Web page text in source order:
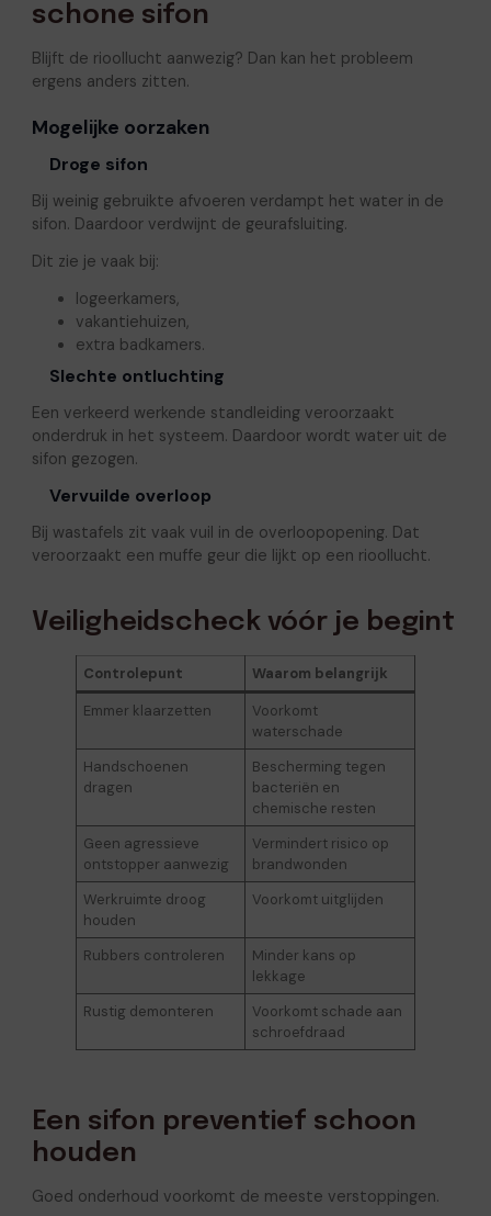
schone sifon
Blijft de rioollucht aanwezig? Dan kan het probleem
ergens anders zitten.
Mogelijke oorzaken
Droge sifon
Bij weinig gebruikte afvoeren verdampt het water in de
sifon. Daardoor verdwijnt de geurafsluiting.
Dit zie je vaak bij:
logeerkamers,
vakantiehuizen,
extra badkamers.
Slechte ontluchting
Een verkeerd werkende standleiding veroorzaakt
onderdruk in het systeem. Daardoor wordt water uit de
sifon gezogen.
Vervuilde overloop
Bij wastafels zit vaak vuil in de overloopopening. Dat
veroorzaakt een muffe geur die lijkt op een rioollucht.
Veiligheidscheck vóór je begint
Controlepunt
Waarom belangrijk
Emmer klaarzetten
Voorkomt
waterschade
Handschoenen
dragen
Bescherming tegen
bacteriën en
chemische resten
Geen agressieve
ontstopper aanwezig
Vermindert risico op
brandwonden
Werkruimte droog
houden
Voorkomt uitglijden
Rubbers controleren
Minder kans op
lekkage
Rustig demonteren
Voorkomt schade aan
schroefdraad
Een sifon preventief schoon
houden
Goed onderhoud voorkomt de meeste verstoppingen.